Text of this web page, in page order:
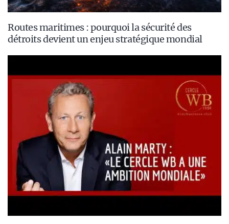
Routes maritimes : pourquoi la sécurité des
détroits devient un enjeu stratégique mondial